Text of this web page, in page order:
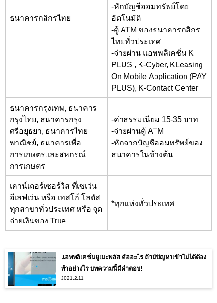
ธนาคารกสิกรไทย
-หักบัญชีออมทรัพย์โดย
อัตโนมัติ
-ตู้ ATM ของธนาคารกสิกร
ไทยทั่วประเทศ
-จ่ายผ่าน แอพพลิเคชั่น K
PLUS , K-Cyber, KLeasing
On Mobile Application (PAY
PLUS), K-Contact Center
ธนาคารกรุงเทพ, ธนาคาร
กรุงไทย, ธนาคารกรุง
ศรีอยุธยา, ธนาคารไทย
พาณิชย์, ธนาคารเพื่อ
การเกษตรและสหกรณ์
การเกษตร
-ค่าธรรมเนียม 15-35 บาท
-จ่ายผ่านตู้ ATM
-หักจากบัญชีออมทรัพย์ของ
ธนาคารในข้างต้น
เคาน์เตอร์เซอร์วิส ที่เซเว่น
อีเลฟเว่น หรือ เทสโก้ โลตัส
ทุกสาขาทั่วประเทศ หรือ จุด
จ่ายเงินของ True
*ทุกแห่งทั่วประเทศ
แอพพลิเคชั่นยูเมะพลัส คืออะไร ถ้ามีปัญหาเข้าไม่ได้ต้อง
ทำอย่างไร บทความนี้มีคำตอบ!
2021.2.11